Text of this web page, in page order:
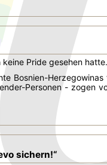
Pride gesehen hatte.
Bosnien-
Personen - zogen
sichern!“